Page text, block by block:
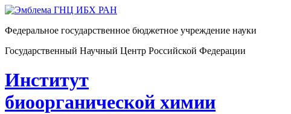
Федеральное государственное бюджетное учреждение науки
Государственный Научный Центр Российской Федерации
Институт
биоорганической химии